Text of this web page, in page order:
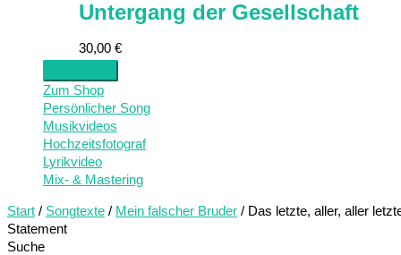
Untergang der Gesellschaft
30,00 €
Zum Shop
Persönlicher Song
Musikvideos
Hochzeitsfotograf
Lyrikvideo
Mix- & Mastering
Start / Songtexte / Mein falscher Bruder / Das letzte, aller, aller
Statement
Suche